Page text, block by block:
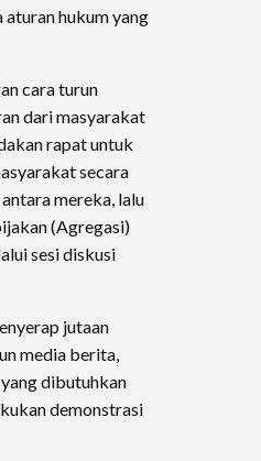
hukum yang
cara turun
dari masyarakat
rapat untuk
secara
mereka, lalu
(Agregasi)
sesi diskusi
jutaan
media berita,
dibutuhkan
demonstrasi